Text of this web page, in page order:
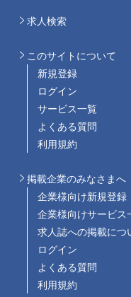
求人検索
このサイトについて
新規登録
ログイン
サービス一覧
よくある質問
利用規約
掲載企業のみなさまへ
企業様向け新規登録
企業様向けサービス
求人誌への掲載につ
ログイン
よくある質問
利用規約